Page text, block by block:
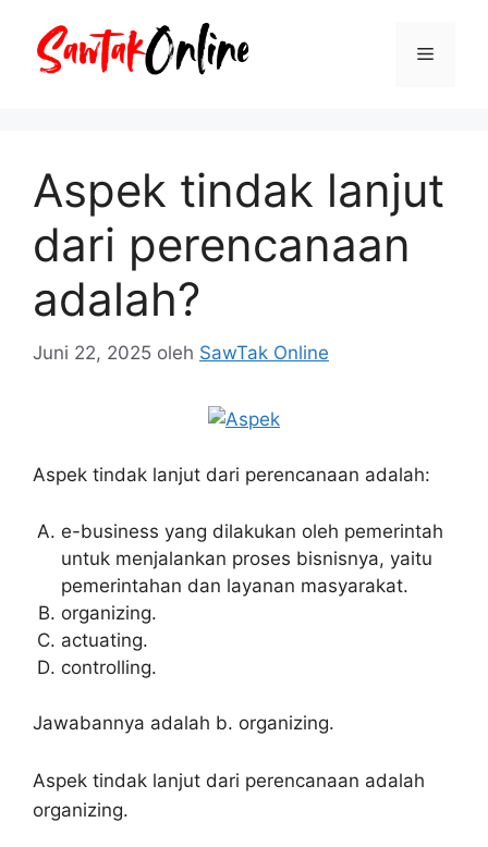
Menu
Aspek tindak lanjut
dari perencanaan
adalah?
Juni 22, 2025 oleh SawTak Online
Aspek tindak lanjut dari perencanaan adalah:
e-business yang dilakukan oleh pemerintah
untuk menjalankan proses bisnisnya, yaitu
pemerintahan dan layanan masyarakat.
organizing.
actuating.
controlling.
Jawabannya adalah b. organizing.
Aspek tindak lanjut dari perencanaan adalah
organizing.